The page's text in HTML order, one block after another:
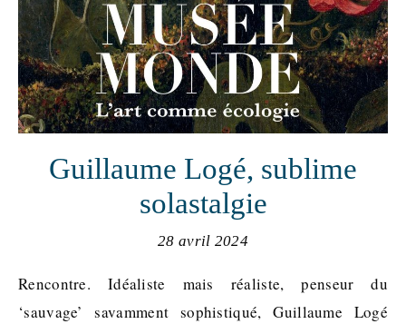
Guillaume Logé, sublime
solastalgie
28 avril 2024
Rencontre. Idéaliste mais réaliste, penseur du
‘sauvage’ savamment sophistiqué, Guillaume Logé